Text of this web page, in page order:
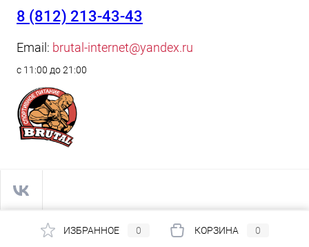
8 (812) 213-43-43
Email: brutal-internet@yandex.ru
с 11:00 до 21:00
ИЗБРАННОЕ 0 КОРЗИНА 0